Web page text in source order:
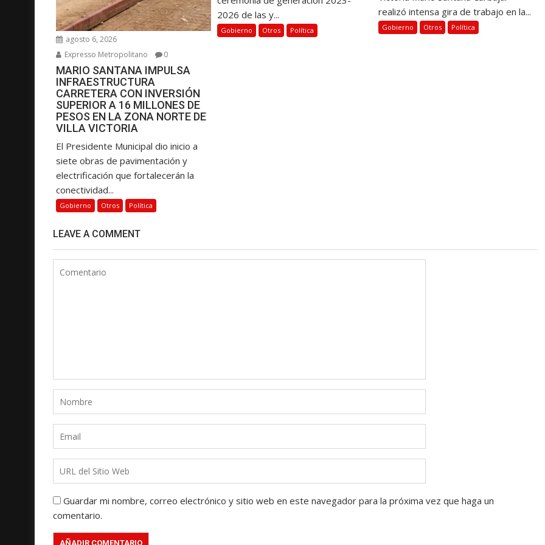
agosto 6, 2026
Expresso Metropolitano
0
MARIO SANTANA IMPULSA
INFRAESTRUCTURA
CARRETERA CON INVERSIÓN
SUPERIOR A 16 MILLONES DE
PESOS EN LA ZONA NORTE DE
VILLA VICTORIA
El Presidente Municipal dio inicio a
siete obras de pavimentación y
electrificación que fortalecerán la
conectividad...
Gobierno Otros Política
2026 de las y...
Gobierno Otros Política
realizó intensa gira de trabajo en la...
Gobierno Otros Política
LEAVE A COMMENT
Guardar mi nombre, correo electrónico y sitio web en este navegador para la próxima vez que haga un
comentario.